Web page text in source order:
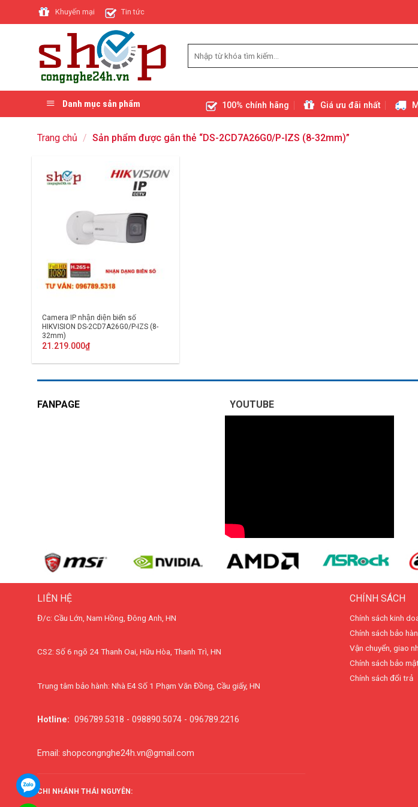
to
Khuyến mại Tin tức
Danh mục sản phẩm 100% chính hãng Giá ưu đãi nhất
Trang chủ / Sản phẩm được gắn thẻ “DS-2CD7A26G0/P-IZS (8-32mm)”
Camera IP nhận diện biển số
HIKVISION DS-2CD7A26G0/P-IZS (8-
32mm)
21.219.000₫
FANPAGE YOUTUBE
LIÊN HỆ
Đ/c: Cầu Lớn, Nam Hồng, Đông Anh, HN
CS2: Số 6 ngõ 24 Thanh Oai, Hữu Hòa, Thanh Trì, HN
Trung tâm bảo hành: Nhà E4 Số 1 Phạm Văn Đồng, Cầu giấy, HN
Hotline: 096789.5318 - 098890.5074 - 096789.2216
Email: shopcongnghe24h.vn@gmail.com
CHI NHÁNH THÁI NGUYÊN:
CHÍNH SÁCH
Chính sách kinh
Chính sách bảo
Vận chuyển, giao
Chính sách bảo
Chính sách đổi trả